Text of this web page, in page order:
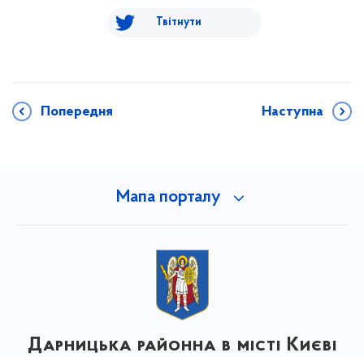
Твітнути
Попередня Наступна
Мапа порталу
Дарницька районна в місті Києві